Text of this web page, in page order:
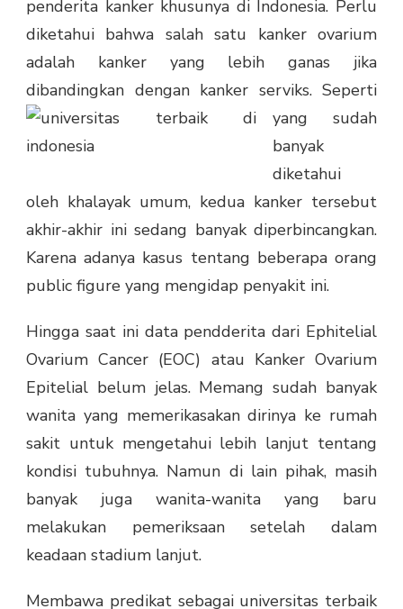
penderita kanker khusunya di Indonesia. Perlu
diketahui bahwa salah satu kanker ovarium
adalah kanker yang lebih ganas jika
dibandingkan dengan kanker serviks. Seperti
yang sudah
banyak
diketahui
oleh khalayak umum, kedua kanker tersebut
akhir-akhir ini sedang banyak diperbincangkan.
Karena adanya kasus tentang beberapa orang
public figure yang mengidap penyakit ini.
Hingga saat ini data pendderita dari Ephitelial
Ovarium Cancer (EOC) atau Kanker Ovarium
Epitelial belum jelas. Memang sudah banyak
wanita yang memerikasakan dirinya ke rumah
sakit untuk mengetahui lebih lanjut tentang
kondisi tubuhnya. Namun di lain pihak, masih
banyak juga wanita-wanita yang baru
melakukan pemeriksaan setelah dalam
keadaan stadium lanjut.
Membawa predikat sebagai universitas terbaik